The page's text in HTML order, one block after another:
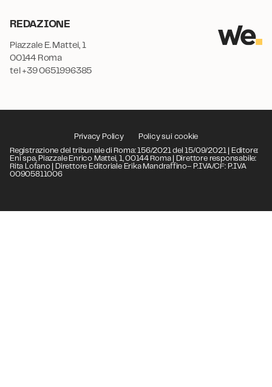
REDAZIONE
Piazzale E. Mattei, 1
00144 Roma
tel +39 0651996385
Privacy Policy
Policy sui cookie
Registrazione del tribunale di Roma: 156/2021 del 15/09/2021 | Editore:
Eni spa, Piazzale Enrico Mattei, 1, 00144 Roma | Direttore responsabile:
Rita Lofano | Direttore Editoriale Erika Mandraffino– P.IVA/CF: P.IVA
00905811006